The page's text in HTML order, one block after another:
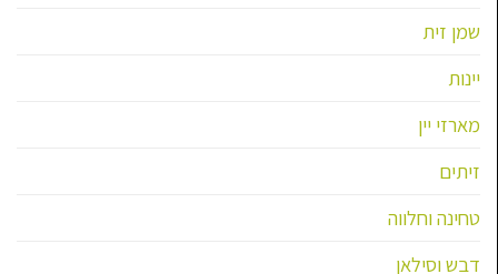
שמן זית
יינות
מארזי יין
זיתים
טחינה וחלווה
דבש וסילאן